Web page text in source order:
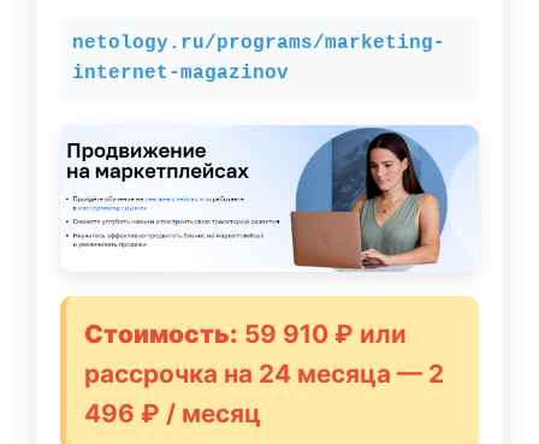
netology.ru/programs/marketing-
internet-magazinov
Стоимость: 59 910 ₽ или
рассрочка на 24 месяца — 2
496 ₽ / месяц